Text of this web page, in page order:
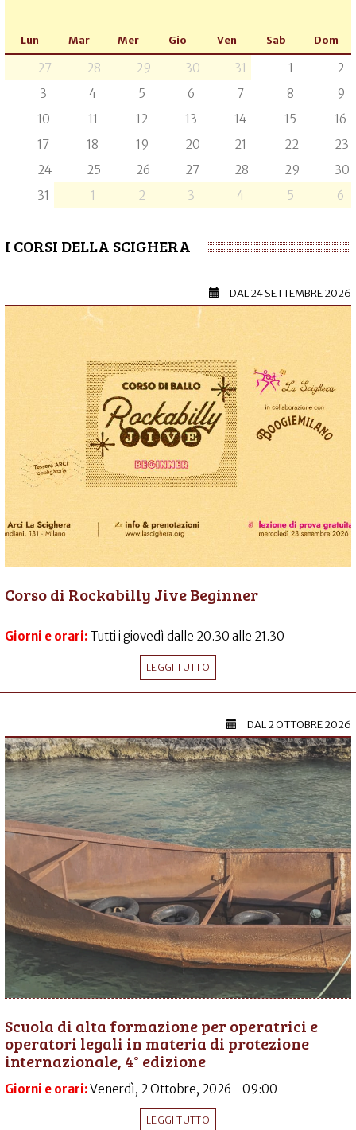
Lun Mar Mer Gio Ven Sab Dom
27 28 29 30 31 1
2
3
4 5 6 7 8
9
10
11 12 13 14 15
16
17
18 19 20 21 22
23
24
25 26 27 28 29
30
31
1 2 3 4 5 6
I CORSI DELLA SCIGHERA
DAL24 SETTEMBRE 2026
Corso di Rockabilly Jive Beginner
Giorni e orari: Tutti i giovedì dalle 20.30 alle 21.30
LEGGI TUTTO
DAL2 OTTOBRE 2026
Scuola di alta formazione per operatrici e
operatori legali in materia di protezione
internazionale, 4° edizione
Giorni e orari:Venerdì, 2 Ottobre, 2026 - 09:00
LEGGI TUTTO